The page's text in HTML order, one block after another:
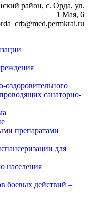
район, с. Орда, ул.
1 Мая, 6
оздоровительного
санаторно-
препаратами
для
населения
боевых действий –